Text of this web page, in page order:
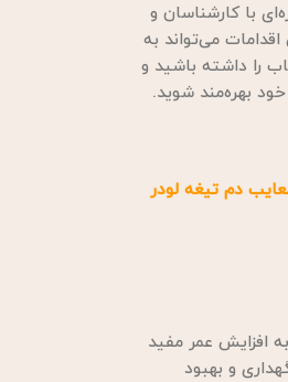
با کارشناسان و
می‌تواند به
را داشته باشید و
خود بهره‌مند شوید.
دم تیغه لودر
افزایش عمر مفید
و بهبود